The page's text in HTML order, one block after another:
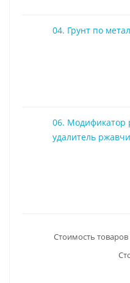
04. Грунт по
06. Модификатор
удалитель
Стоимость